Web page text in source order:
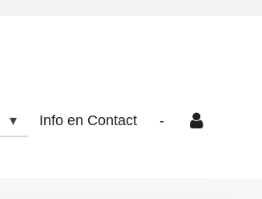
Info en Contact -